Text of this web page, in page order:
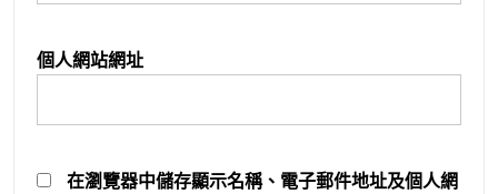
個人網站網址
在瀏覽器中儲存顯示名稱、電子郵件地址及個人網